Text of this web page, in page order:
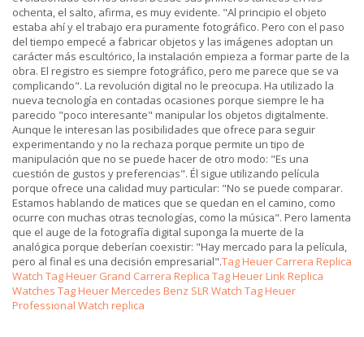
ochenta, el salto, afirma, es muy evidente. "Al principio el objeto
estaba ahí y el trabajo era puramente fotográfico. Pero con el paso
del tiempo empecé a fabricar objetos y las imágenes adoptan un
carácter más escultórico, la instalación empieza a formar parte de la
obra. El registro es siempre fotográfico, pero me parece que se va
complicando". La revolución digital no le preocupa. Ha utilizado la
nueva tecnología en contadas ocasiones porque siempre le ha
parecido "poco interesante" manipular los objetos digitalmente.
Aunque le interesan las posibilidades que ofrece para seguir
experimentando y no la rechaza porque permite un tipo de
manipulación que no se puede hacer de otro modo: "Es una
cuestión de gustos y preferencias". Él sigue utilizando película
porque ofrece una calidad muy particular: "No se puede comparar.
Estamos hablando de matices que se quedan en el camino, como
ocurre con muchas otras tecnologías, como la música". Pero lamenta
que el auge de la fotografía digital suponga la muerte de la
analógica porque deberían coexistir: "Hay mercado para la película,
pero al final es una decisión empresarial".Tag Heuer Carrera Replica
Watch Tag Heuer Grand Carrera Replica Tag Heuer Link Replica
Watches Tag Heuer Mercedes Benz SLR Watch Tag Heuer
Professional Watch replica